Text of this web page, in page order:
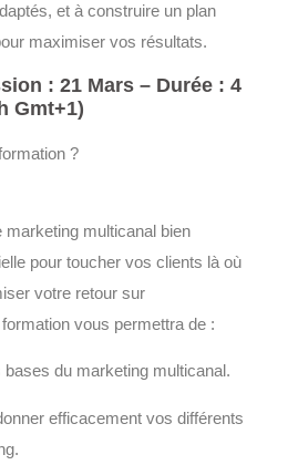
et à construire un plan
maximiser vos résultats.
: 21 Mars – Durée : 4
Gmt+1)
?
marketing multicanal bien
pour toucher vos clients là où
votre retour sur
vous permettra de :
bases du marketing multicanal.
efficacement vos différents